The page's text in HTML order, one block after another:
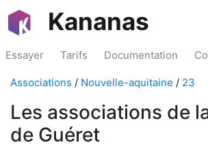
Kananas
Essayer Tarifs Documentation
Associations / Nouvelle-aquitaine / 23
Les associations de
de Guéret